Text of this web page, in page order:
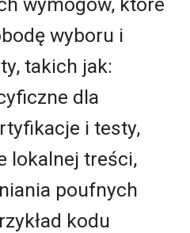
wyboru i
takich jak:
dla
i testy,
lokalnej treści,
poufnych
kodu